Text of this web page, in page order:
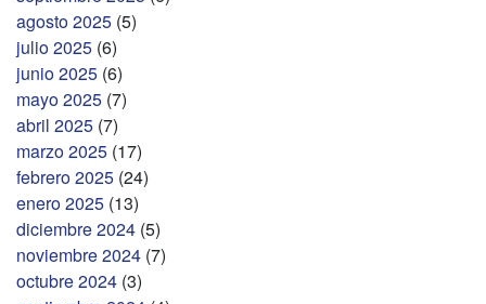
agosto 2025 (5)
julio 2025 (6)
junio 2025 (6)
mayo 2025 (7)
abril 2025 (7)
marzo 2025 (17)
febrero 2025 (24)
enero 2025 (13)
diciembre 2024 (5)
noviembre 2024 (7)
octubre 2024 (3)